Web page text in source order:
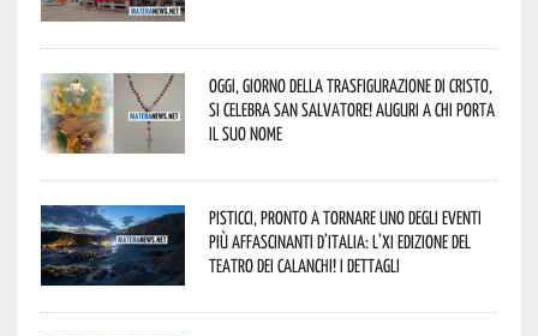
Oggi, giorno della Trasfigurazione di Cristo,
si celebra San Salvatore! Auguri a chi porta
il suo nome
Pisticci, pronto a tornare uno degli eventi
più affascinanti d’Italia: l’XI edizione del
Teatro dei Calanchi! I dettagli